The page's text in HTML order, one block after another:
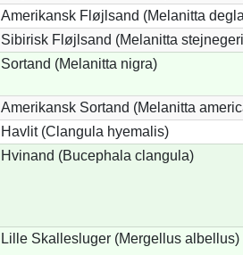
Amerikansk Fløjlsand (Melanitta
Sibirisk Fløjlsand (Melanitta
Sortand (Melanitta nigra)
Amerikansk Sortand (Melanitta
Havlit (Clangula hyemalis)
Hvinand (Bucephala clangula)
Lille Skallesluger (Mergellus albellus)